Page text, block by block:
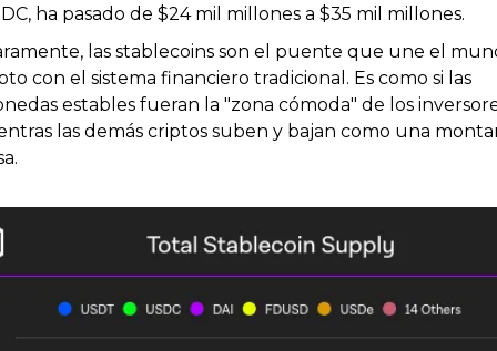
ha pasado de $24 mil millones a $35 mil millones.
las stablecoins son el puente que une el
con el sistema financiero tradicional. Es como si las
estables fueran la "zona cómoda" de los
las demás criptos suben y bajan como una